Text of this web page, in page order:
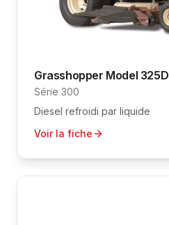
Grasshopper Model 325D
Série 300
Diesel refroidi par liquide
Voir la fiche